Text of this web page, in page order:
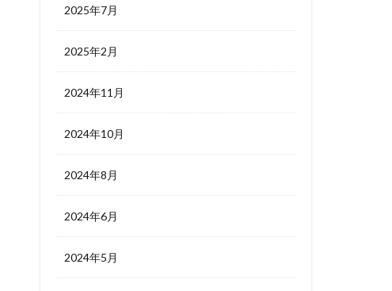
2025年7月
2025年2月
2024年11月
2024年10月
2024年8月
2024年6月
2024年5月